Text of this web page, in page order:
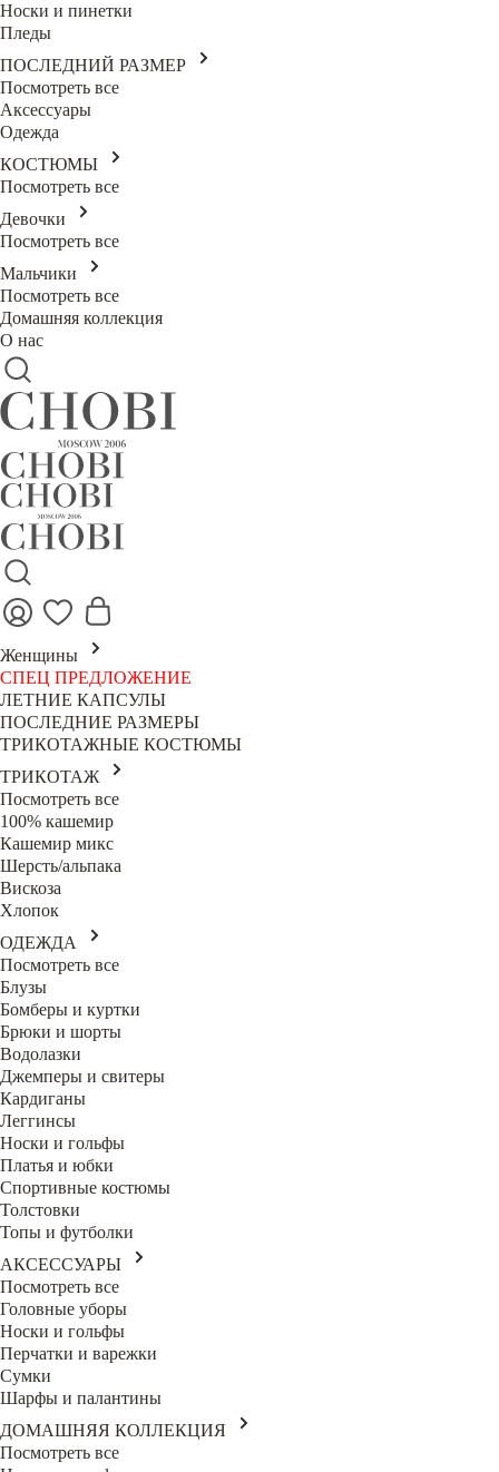
Носки и пинетки
Пледы
ПОСЛЕДНИЙ РАЗМЕР
Посмотреть все
Аксессуары
Одежда
КОСТЮМЫ
Посмотреть все
Девочки
Посмотреть все
Мальчики
Посмотреть все
Домашняя коллекция
О нас
Женщины
СПЕЦ ПРЕДЛОЖЕНИЕ
ЛЕТНИЕ КАПСУЛЫ
ПОСЛЕДНИЕ РАЗМЕРЫ
ТРИКОТАЖНЫЕ КОСТЮМЫ
ТРИКОТАЖ
Посмотреть все
100% кашемир
Кашемир микс
Шерсть/альпака
Вискоза
Хлопок
ОДЕЖДА
Посмотреть все
Блузы
Бомберы и куртки
Брюки и шорты
Водолазки
Джемперы и свитеры
Кардиганы
Леггинсы
Носки и гольфы
Платья и юбки
Спортивные костюмы
Толстовки
Топы и футболки
АКСЕССУАРЫ
Посмотреть все
Головные уборы
Носки и гольфы
Перчатки и варежки
Сумки
Шарфы и палантины
ДОМАШНЯЯ КОЛЛЕКЦИЯ
Посмотреть все